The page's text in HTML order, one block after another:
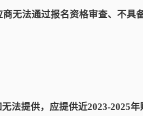
无法通过报名资格审查、不具
法提供，应提供近2023-2025